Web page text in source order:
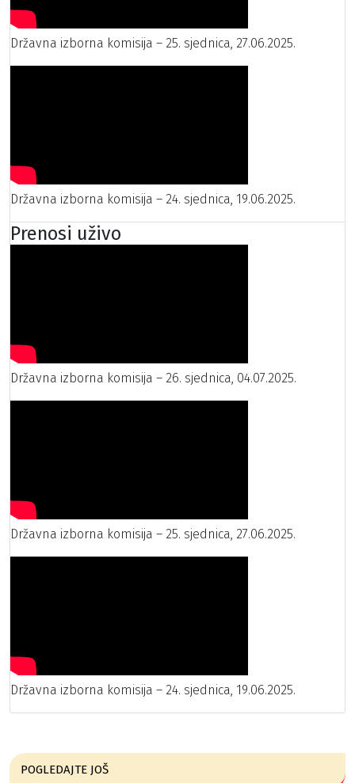
Državna izborna komisija – 25. sjednica, 27.06.2025.
Državna izborna komisija – 24. sjednica, 19.06.2025.
Prenosi uživo
Državna izborna komisija – 26. sjednica, 04.07.2025.
Državna izborna komisija – 25. sjednica, 27.06.2025.
Državna izborna komisija – 24. sjednica, 19.06.2025.
POGLEDAJTE JOŠ